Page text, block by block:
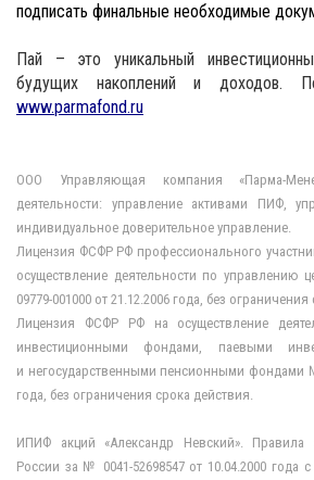
подписать финальные необходимые
Пай – это уникальный
будущих накоплений и доходов.
www.parmafond.ru
ООО Управляющая компания «Парма-
деятельности: управление активами ПИФ,
индивидуальное доверительное управление.
Лицензия ФСФР РФ профессионального
осуществление деятельности по управлению
09779-001000 от 21.12.2006 года, без
Лицензия ФСФР РФ на осуществление
инвестиционными фондами, паевыми
и негосударственными пенсионными фондами №
года, без ограничения срока действия.
ИПИФ акций «Александр Невский». Правила
России за № 0041-52698547 от 10.04.2000